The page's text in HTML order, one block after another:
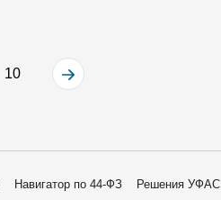
10
Навигатор по 44-ФЗ Решения УФАС